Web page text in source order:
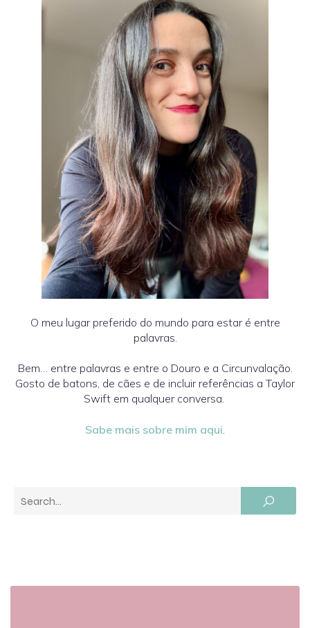
O meu lugar preferido do mundo para estar é entre
palavras.
Bem… entre palavras e entre o Douro e a Circunvalação.
Gosto de batons, de cães e de incluir referências a Taylor
Swift em qualquer conversa.
Sabe mais sobre mim aqui.